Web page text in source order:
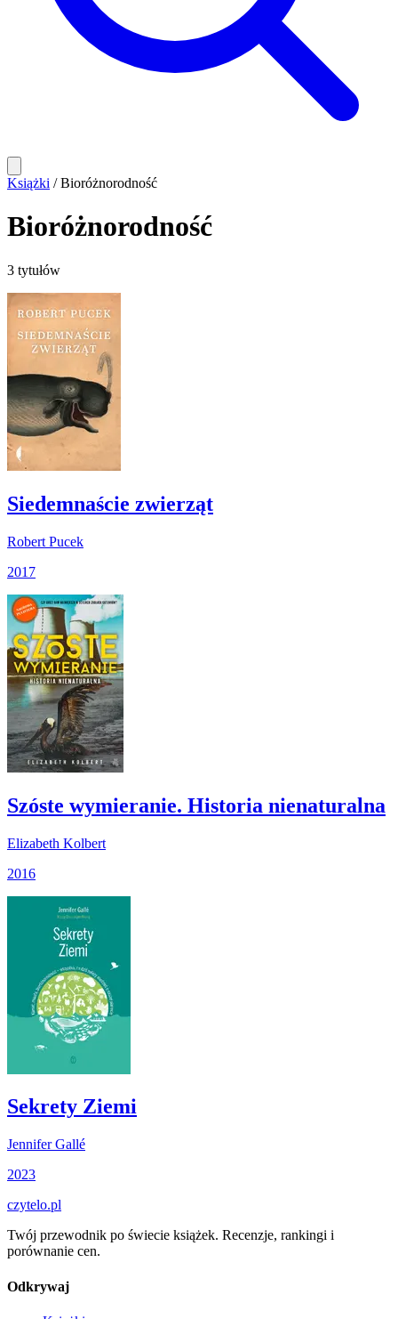
Książki / Bioróżnorodność
Bioróżnorodność
3 tytułów
Siedemnaście zwierząt
Robert Pucek
2017
Szóste wymieranie. Historia nienaturalna
Elizabeth Kolbert
2016
Sekrety Ziemi
Jennifer Gallé
2023
czytelo.pl
Twój przewodnik po świecie książek. Recenzje, rankingi i
porównanie cen.
Odkrywaj